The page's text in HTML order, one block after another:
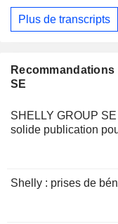
Plus de transcripts
SE
SHELLY GROUP
solide publication
Shelly : prises de